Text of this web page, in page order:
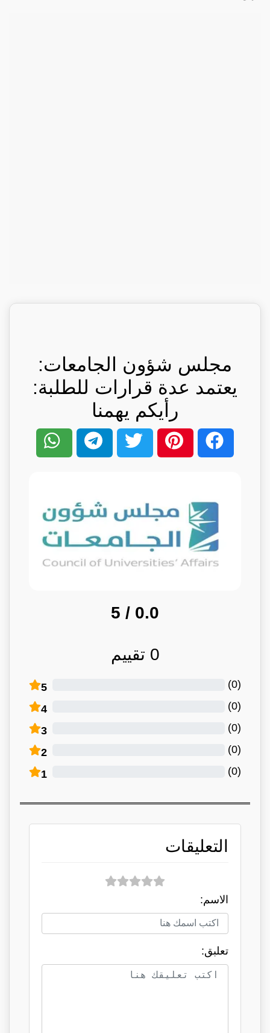
مجلس شؤون الجامعات:
يعتمد عدة قرارات للطلبة:
رأيكم يهمنا
0.0
/ 5
0 تقييم
5 (
0
)
4 (
0
)
3 (
0
)
2 (
0
)
1 (
0
)
التعليقات
الاسم:
تعلبق: